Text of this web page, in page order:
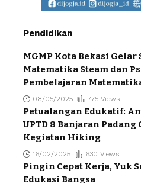
Pendidikan
MGMP Kota Bekasi Gelar
Matematika Steam dan
Pembelajaran
08/05/2025 775 Views
Petualangan Edukatif:
UPTD 8 Banjaran
Kegiatan Hiking
16/02/2025 630 Views
Pingin Cepat Kerja, Yuk
Edukasi Bangsa